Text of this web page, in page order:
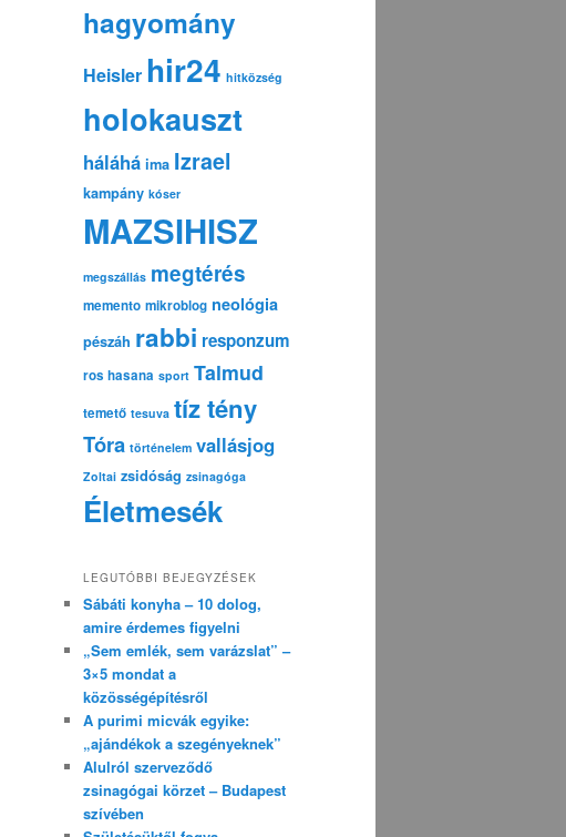
hagyomány
Heisler hir24 hitközség
holokauszt
háláhá ima Izrael
kampány kóser
MAZSIHISZ
megszállás megtérés
memento mikroblog neológia
pészáh rabbi responzum
ros hasana sport Talmud
temető tesuva tíz tény
Tóra történelem vallásjog
Zoltai zsidóság zsinagóga
Életmesék
LEGUTÓBBI BEJEGYZÉSEK
Sábáti konyha – 10 dolog,
amire érdemes figyelni
„Sem emlék, sem varázslat” –
3×5 mondat a
közösségépítésről
A purimi micvák egyike:
„ajándékok a szegényeknek”
Alulról szerveződő
zsinagógai körzet – Budapest
szívében